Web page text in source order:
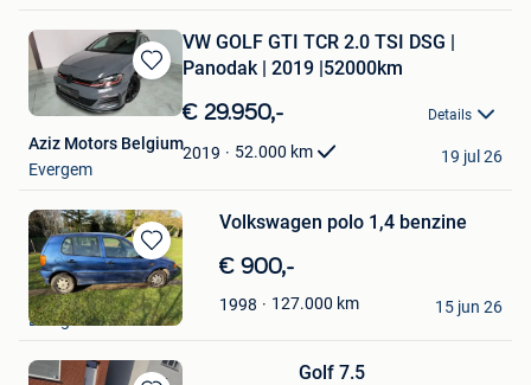
Bewaren
in
Favorieten
VW GOLF GTI TCR 2.0 TSI DSG |
Panodak | 2019 |52000km
€ 29.950,- Details
2019 52.000 km
Aziz Motors Belgium
Evergem
19 jul 26
Bewaren
in
Mijn
Favorieten
Volkswagen polo 1,4 benzine
€ 900,-
1998 127.000 km
Rathum
Evergem
15 jun 26
Golf 7.5